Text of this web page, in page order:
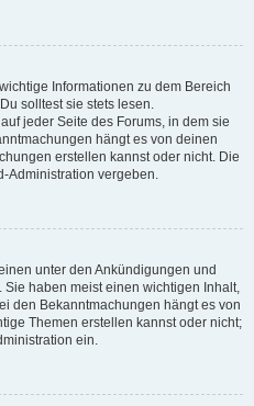
Informationen zu dem Bereich
solltest sie stets lesen.
jeder Seite des Forums, in dem sie
hängt es von deinen
erstellen kannst oder nicht. Die
Administration vergeben.
unter den Ankündigungen und
haben meist einen wichtigen Inhalt,
den Bekanntmachungen hängt es von
Themen erstellen kannst oder nicht;
ein.